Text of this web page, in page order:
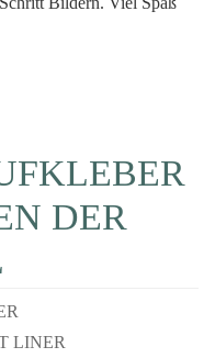
DER
LINER